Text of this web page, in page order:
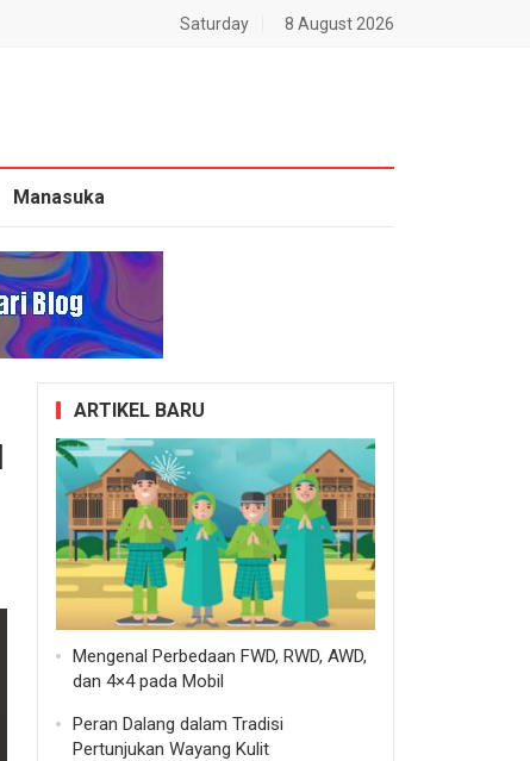
Saturday 8 August 2026
Manasuka
ARTIKEL BARU
Mengenal Perbedaan FWD, RWD, AWD,
dan 4×4 pada Mobil
Peran Dalang dalam Tradisi
Pertunjukan Wayang Kulit